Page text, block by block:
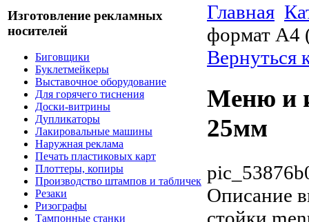
Изготовление рекламных
носителей
Биговщики
Буклетмейкеры
Выставочное оборудование
Для горячего тиснения
Доски-витрины
Дупликаторы
Лакировальные машины
Наружная реклама
Печать пластиковых карт
Плоттеры, копиры
Производство штампов и табличек
Резаки
Ризографы
Тампонные станки
Главная
формат А4
Вернуться
Меню и
25мм
Описание